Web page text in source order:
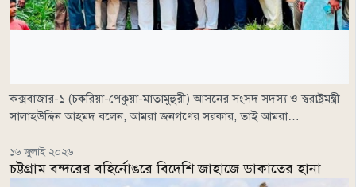
কক্সবাজার-১ (চকরিয়া-পেকুয়া-মাতামুহুরী) আসনের সংসদ সদস্য ও স্বরাষ্ট্রমন্ত্রী
সালাহউদ্দিন আহমদ বলেন, আমরা জনগণের সরকার, তাই আমরা…
১৬ জুলাই ২০২৬
চট্টগ্রাম বন্দরের বহির্নোঙরে বিদেশি জাহাজে ডাকাতের হানা